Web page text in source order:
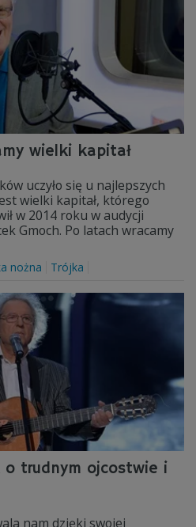
wielki kapitał
uczyło się u najlepszych
wielki kapitał, którego
w 2014 roku w audycji
Gmoch. Po latach wracamy
nożna Trójka
o trudnym ojcostwie i
nam dzięki swojej